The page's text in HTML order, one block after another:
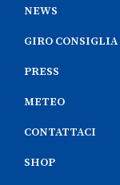
NEWS
GIRO CONSIGLIA
PRESS
METEO
CONTATTACI
SHOP